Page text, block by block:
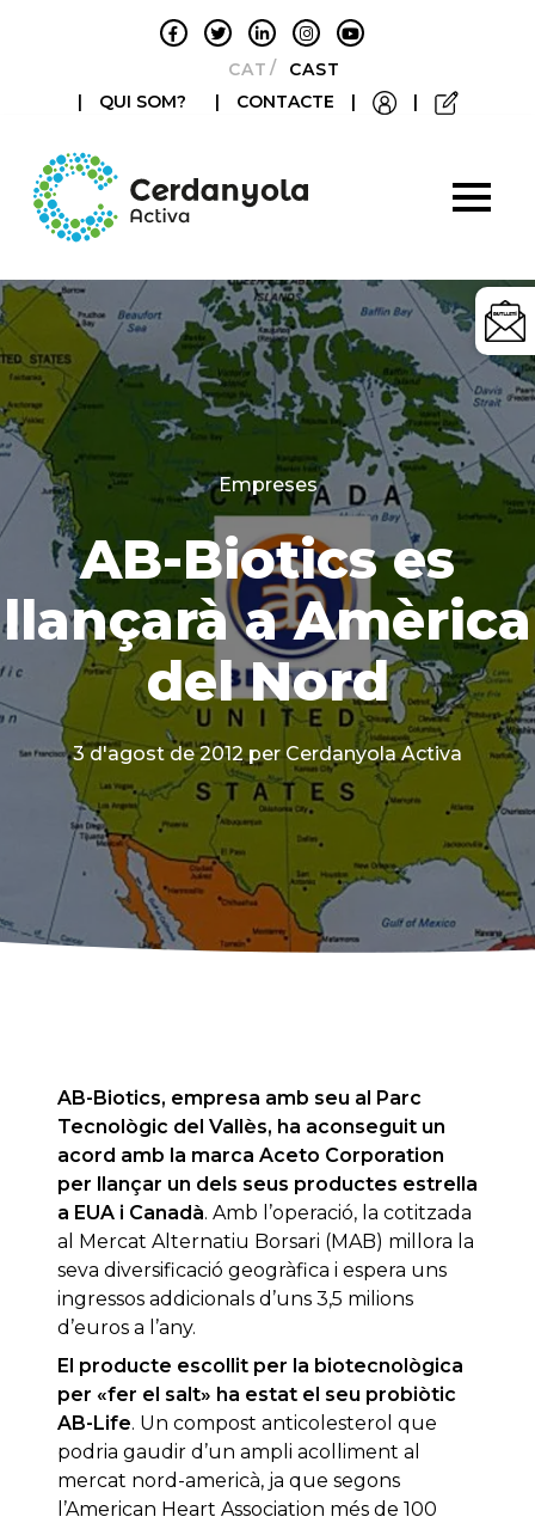
CATALÀCASTELLANO
|
QUI SOM? | CONTACTE | |
Categories
Empreses
AB-Biotics es
llançarà a Amèrica
del Nord
3 d'agost de 2012 per Cerdanyola Activa
AB-Biotics, empresa amb seu al Parc
Tecnològic del Vallès, ha aconseguit un
acord amb la marca Aceto Corporation
per llançar un dels seus productes estrella
a EUA i Canadà. Amb l’operació, la cotitzada
al Mercat Alternatiu Borsari (MAB) millora la
seva diversificació geogràfica i espera uns
ingressos addicionals d’uns 3,5 milions
d’euros a l’any.
El producte escollit per la biotecnològica
per «fer el salt» ha estat el seu probiòtic
AB-Life. Un compost anticolesterol que
podria gaudir d’un ampli acolliment al
mercat nord-americà, ja que segons
l’American Heart Association més de 100